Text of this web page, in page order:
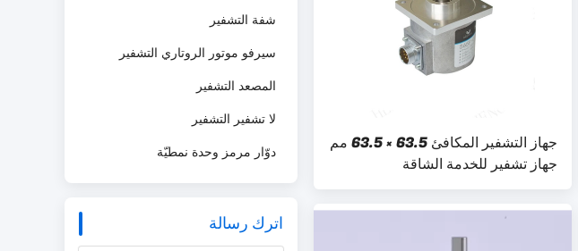
شفة التشفير
سيرفو موتور الروتاري التشفير
المصعد التشفير
لا تشفير التشفير
دوّار مرمز وحدة نمطيّة
اترك رسالة
جهاز التشفير المكافئ 63.5 × 63.5 مم
جهاز تشفير للخدمة الشاقة